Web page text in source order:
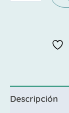
Descripción